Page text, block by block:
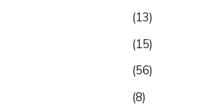
(13)
(15)
(56)
(8)